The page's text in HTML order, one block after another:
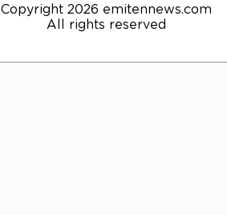
Copyright 2026 emitennews.com
All rights reserved